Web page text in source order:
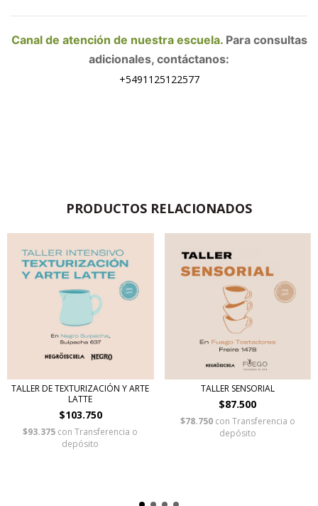
Canal de atención de nuestra escuela.Para consultas
adicionales, contáctanos:
+5491125122577
PRODUCTOS RELACIONADOS
TALLER DE TEXTURIZACIÓN Y ARTE
LATTE
$103.750
$93.375 con Transferencia o
depósito
TALLER SENSORIAL
$87.500
$78.750 con Transferencia o
depósito